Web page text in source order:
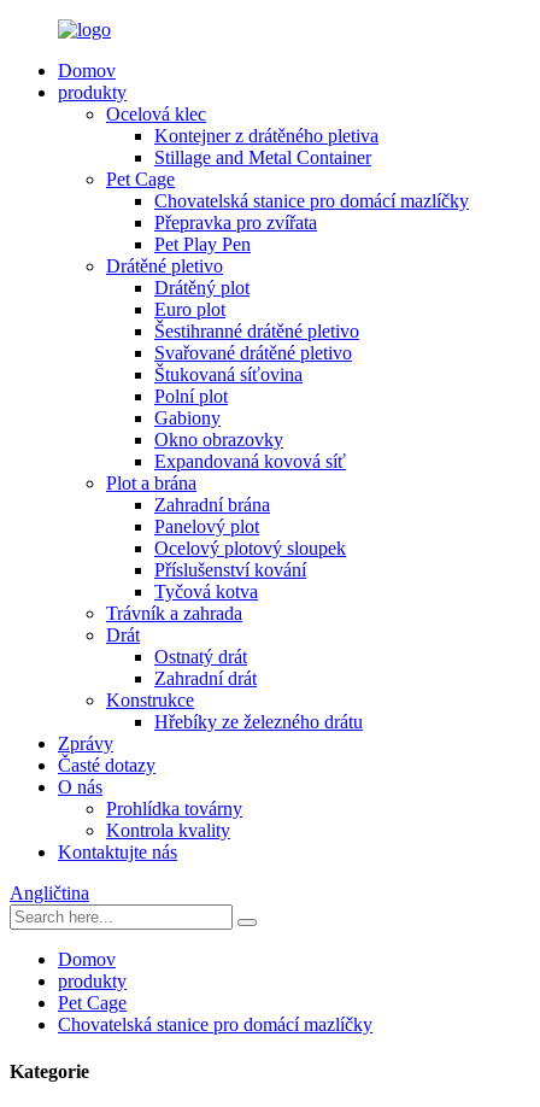
Domov
produkty
Ocelová klec
Kontejner z drátěného pletiva
Stillage and Metal Container
Pet Cage
Chovatelská stanice pro domácí mazlíčky
Přepravka pro zvířata
Pet Play Pen
Drátěné pletivo
Drátěný plot
Euro plot
Šestihranné drátěné pletivo
Svařované drátěné pletivo
Štukovaná síťovina
Polní plot
Gabiony
Okno obrazovky
Expandovaná kovová síť
Plot a brána
Zahradní brána
Panelový plot
Ocelový plotový sloupek
Příslušenství kování
Tyčová kotva
Trávník a zahrada
Drát
Ostnatý drát
Zahradní drát
Konstrukce
Hřebíky ze železného drátu
Zprávy
Časté dotazy
O nás
Prohlídka továrny
Kontrola kvality
Kontaktujte nás
Angličtina
Domov
produkty
Pet Cage
Chovatelská stanice pro domácí mazlíčky
Kategorie